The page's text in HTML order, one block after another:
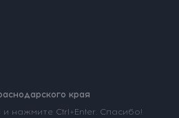
края
нажмите Ctrl+Enter. Спасибо!